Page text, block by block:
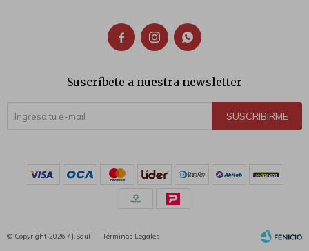
  
Suscríbete a nuestra newsletter
SUSCRIBIRME
© Copyright 2026 / J.Saul Términos Legales